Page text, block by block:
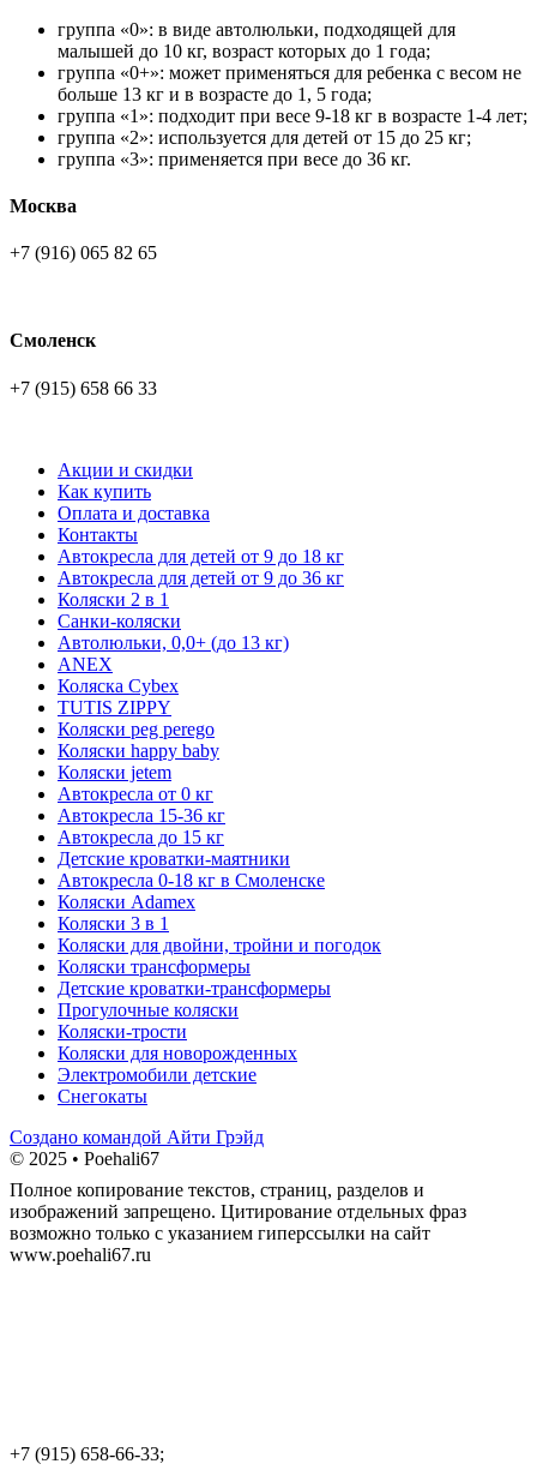
группа «0»: в виде автолюльки, подходящей для
малышей до 10 кг, возраст которых до 1 года;
группа «0+»: может применяться для ребенка с весом не
больше 13 кг и в возрасте до 1, 5 года;
группа «1»: подходит при весе 9-18 кг в возрасте 1-4 лет;
группа «2»: используется для детей от 15 до 25 кг;
группа «3»: применяется при весе до 36 кг.
Москва
+7 (916) 065 82 65
Смоленск
+7 (915) 658 66 33
Акции и скидки
Как купить
Оплата и доставка
Контакты
Автокресла для детей от 9 до 18 кг
Автокресла для детей от 9 до 36 кг
Коляски 2 в 1
Санки-коляски
Автолюльки, 0,0+ (до 13 кг)
ANEX
Коляска Cybex
TUTIS ZIPPY
Коляски peg perego
Коляски happy baby
Коляски jetem
Автокресла от 0 кг
Автокресла 15-36 кг
Автокресла до 15 кг
Детские кроватки-маятники
Автокресла 0-18 кг в Смоленске
Коляски Adamex
Коляски 3 в 1
Коляски для двойни, тройни и погодок
Коляски трансформеры
Детские кроватки-трансформеры
Прогулочные коляски
Коляски-трости
Коляски для новорожденных
Электромобили детские
Снегокаты
Создано командой Айти Грэйд
© 2025 • Poehali67
Полное копирование текстов, страниц, разделов и
изображений запрещено. Цитирование отдельных фраз
возможно только с указанием гиперссылки на сайт
www.poehali67.ru
+7 (915) 658-66-33;